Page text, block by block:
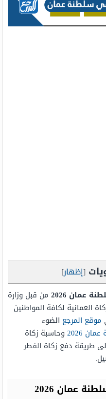
[إظهار]
عمان 2026
من قبل وزارة
العمانية لكافة المواطنين
موقع المرجع الضوء
2026
وحاسبة زكاة
طريقة دفع زكاة الفطر
عمان 2026